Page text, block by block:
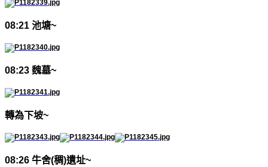
08:21 池塘~
08:23 魏墓~
轉為下坡~
08:26 牛舍(稠)遺址~